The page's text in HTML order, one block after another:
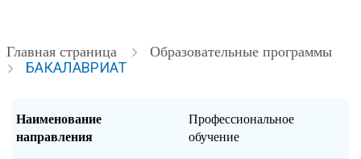
Главная страница Образовательные программы
БАКАЛАВРИАТ
Наименование
направления
Профессиональное
обучение